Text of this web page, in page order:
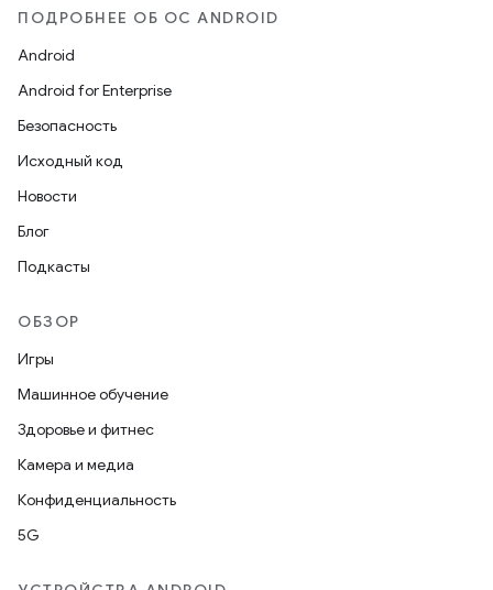
ПОДРОБНЕЕ ОБ ОС ANDROID
Android
Android for Enterprise
Безопасность
Исходный код
Новости
Блог
Подкасты
ОБЗОР
Игры
Машинное обучение
Здоровье и фитнес
Камера и медиа
Конфиденциальность
5G